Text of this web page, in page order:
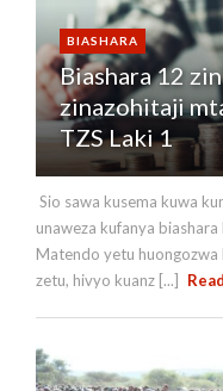
BIASHARA
Biashara 12
zinazohitaji
TZS Laki 1
Sio sawa kusema kuwa
unaweza kufanya
Matendo yetu huongozwa
zetu, hivyo kuanz [...]